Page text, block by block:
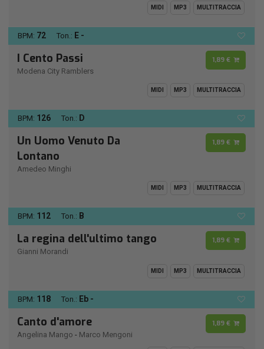
MIDI MP3 MULTITRACCIA
BPM: 72 Ton.: E -
I Cento Passi
Modena City Ramblers
1,89 €
MIDI MP3 MULTITRACCIA
BPM: 126 Ton.: D
Un Uomo Venuto Da
Lontano
Amedeo Minghi
1,89 €
MIDI MP3 MULTITRACCIA
BPM: 112 Ton.: B
La regina dell'ultimo tango
Gianni Morandi
1,89 €
MIDI MP3 MULTITRACCIA
BPM: 118 Ton.: Eb -
Canto d'amore
Angelina Mango - Marco Mengoni
1,89 €